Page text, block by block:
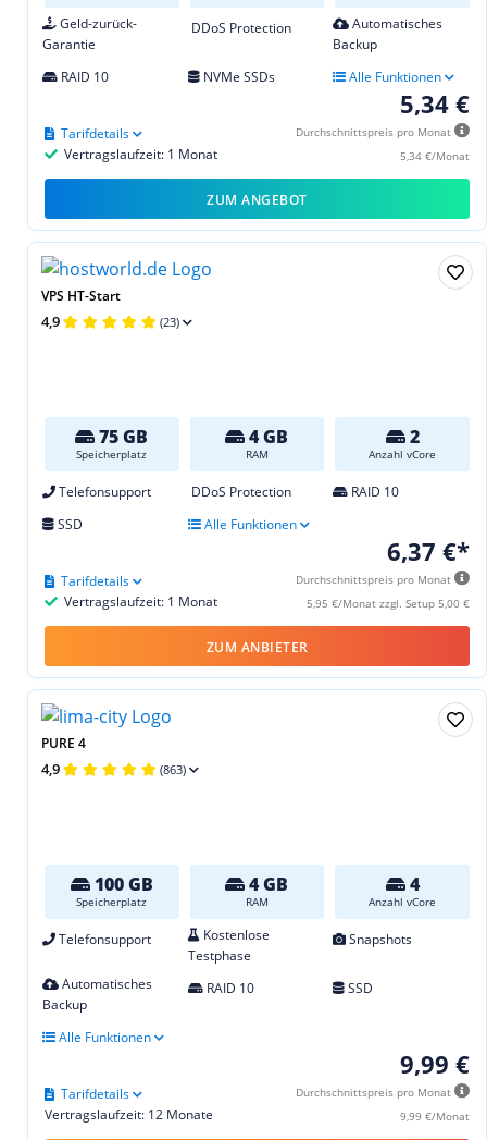
Geld-zurück-
Garantie
DDoS Protection
Automatisches
Backup
RAID 10
NVMe SSDs Alle Funktionen
5,34 €
Durchschnittspreis pro Monat
5,34 €/Monat
Vertragslaufzeit: 1 Monat
Tarifdetails
ZUM ANGEBOT
VPS HT-Start
4,9 (23)
75 GB
Speicherplatz
4 GB
RAM
2
Anzahl vCore
Telefonsupport DDoS Protection
RAID 10
SSD
Alle Funktionen
6,37 €*
Durchschnittspreis pro Monat
5,95 €/Monat zzgl. Setup 5,00 €
Vertragslaufzeit: 1 Monat
Tarifdetails
ZUM ANBIETER
PURE 4
4,9 (863)
100 GB
Speicherplatz
4 GB
RAM
4
Anzahl vCore
Telefonsupport
Kostenlose
Testphase
Snapshots
Automatisches
Backup
RAID 10 SSD
Alle Funktionen
9,99 €
Durchschnittspreis pro Monat
9,99 €/Monat
Vertragslaufzeit: 12 Monate
Tarifdetails